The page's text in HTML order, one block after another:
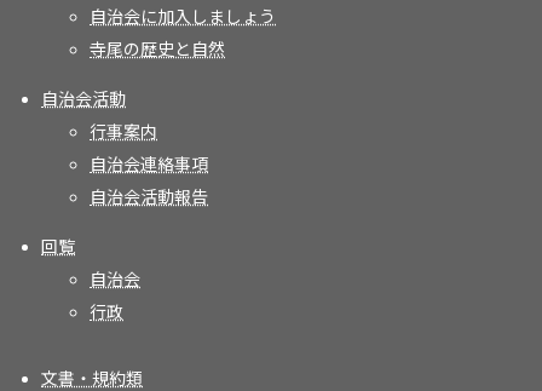
自治会に加入しましょう
寺尾の歴史と自然
自治会活動
行事案内
自治会連絡事項
自治会活動報告
回覧
自治会
行政
文書・規約類